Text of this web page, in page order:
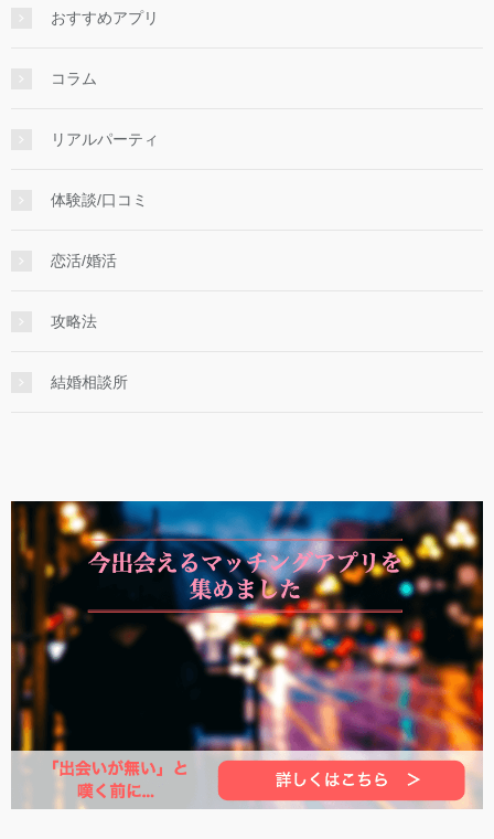
おすすめアプリ
コラム
リアルパーティ
体験談/口コミ
恋活/婚活
攻略法
結婚相談所